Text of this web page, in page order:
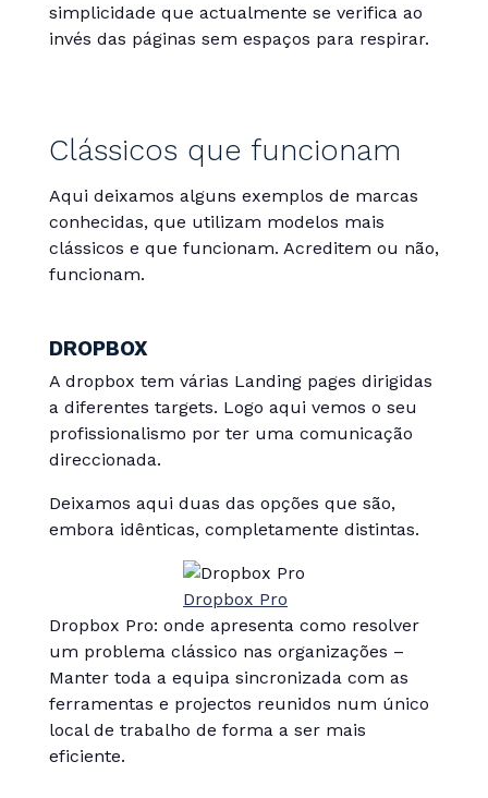
simplicidade que actualmente se verifica ao
invés das páginas sem espaços para respirar.
Clássicos que funcionam
Aqui deixamos alguns exemplos de marcas
conhecidas, que utilizam modelos mais
clássicos e que funcionam. Acreditem ou não,
funcionam.
DROPBOX
A dropbox tem várias Landing pages dirigidas
a diferentes targets. Logo aqui vemos o seu
profissionalismo por ter uma comunicação
direccionada.
Deixamos aqui duas das opções que são,
embora idênticas, completamente distintas.
Dropbox Pro
Dropbox Pro: onde apresenta como resolver
um problema clássico nas organizações –
Manter toda a equipa sincronizada com as
ferramentas e projectos reunidos num único
local de trabalho de forma a ser mais
eficiente.